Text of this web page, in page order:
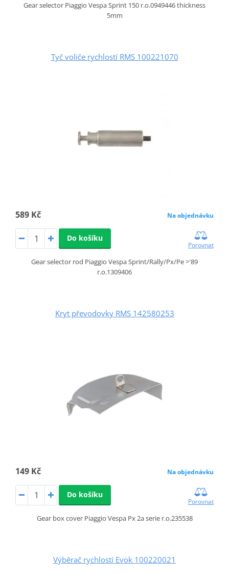
Gear selector Piaggio Vespa Sprint 150 r.o.0949446 thickness
5mm
Tyč voliče rychlostí RMS 100221070
589 Kč Na objednávku
Do košíku
Porovnat
Gear selector rod Piaggio Vespa Sprint/Rally/Px/Pe >'89
r.o.1309406
Kryt převodovky RMS 142580253
149 Kč Na objednávku
Do košíku
Porovnat
Gear box cover Piaggio Vespa Px 2a serie r.o.235538
Výběrač rychlostí Evok 100220021